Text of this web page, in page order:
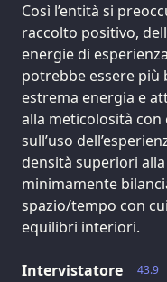
Così l’entità si
raccolto positivo,
energie di
potrebbe essere più
estrema energia e
alla meticolosità con
sull’uso
densità superiori
minimamente
spazio/tempo con
equilibri interiori.
43.9
Intervistatore